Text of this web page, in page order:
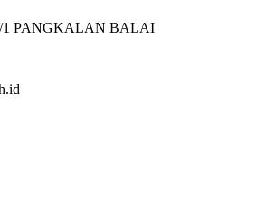
1 PANGKALAN BALAI